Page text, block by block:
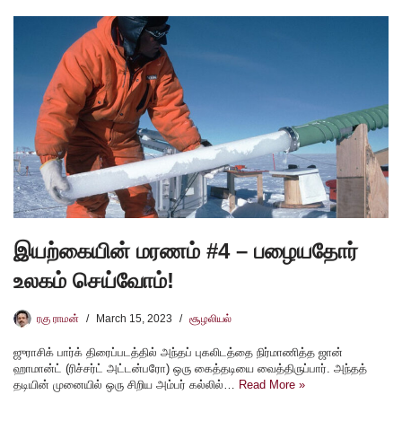
இயற்கையின் மரணம் #4 – பழையதோர்
உலகம் செய்வோம்!
ரகு ராமன் March 15, 2023 சூழலியல்
ஜுராசிக் பார்க் திரைப்படத்தில் அந்தப் புகலிடத்தை நிர்மாணித்த ஜான்
ஹாமான்ட் (ரிச்சர்ட் அட்டன்பரோ) ஒரு கைத்தடியை வைத்திருப்பார். அந்தத்
தடியின் முனையில் ஒரு சிறிய அம்பர் கல்லில்…
Read More »